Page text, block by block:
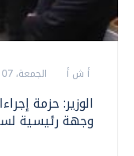
أ ش أ الجمعة، 07 فبراير 2025 09:44 ص
الوزير: حزمة
وجهة رئيسية